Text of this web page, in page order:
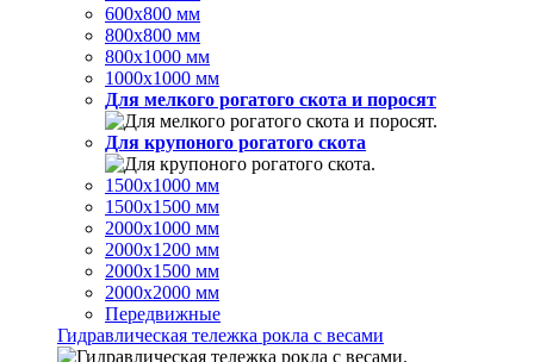
600х800 мм
800х800 мм
800х1000 мм
1000х1000 мм
Для мелкого рогатого скота и поросят
Для крупоного рогатого скота
1500х1000 мм
1500х1500 мм
2000х1000 мм
2000х1200 мм
2000х1500 мм
2000х2000 мм
Передвижные
Гидравлическая тележка рокла с весами